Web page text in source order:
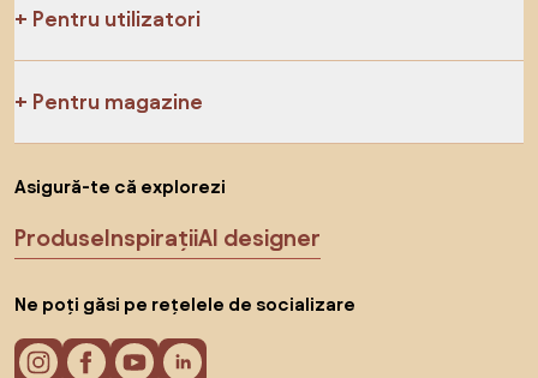
Pentru utilizatori
Pentru magazine
Asigură-te că explorezi
ProduseInspirațiiAI designer
Ne poți găsi pe rețelele de socializare